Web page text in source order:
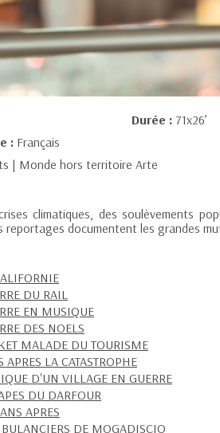
Durée : 71x26’
: Français
| Monde hors territoire Arte
climatiques, des soulèvements
reportages documentent les grandes
DU RAIL
EN MUSIQUE
DES NOELS
MALADE DU TOURISME
LA CATASTROPHE
D'UN VILLAGE EN GUERRE
DU DARFOUR
APRES
DE MOGADISCIO